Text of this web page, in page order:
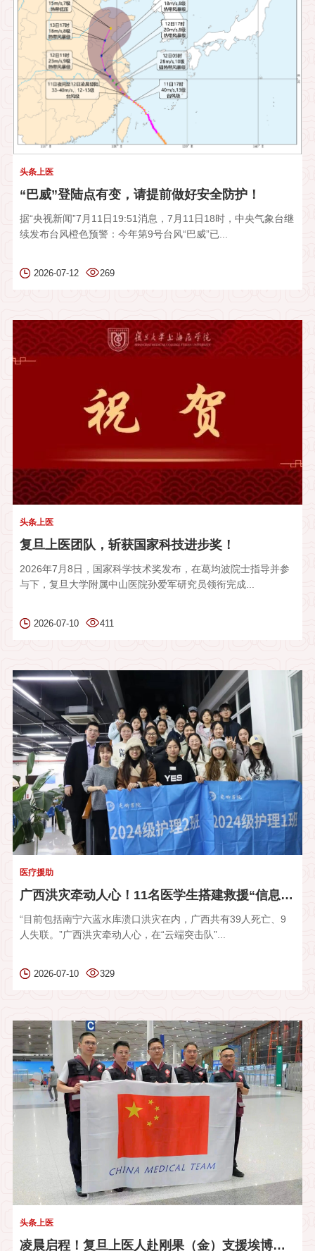
头条上医
“巴威”登陆点有变，请提前做好安全防护！
据“央视新闻”7月11日19:51消息，7月11日18时，中央气象台继
续发布台风橙色预警：今年第9号台风“巴威”已...
2026-07-12 269
头条上医
复旦上医团队，斩获国家科技进步奖！
2026年7月8日，国家科学技术奖发布，在葛均波院士指导并参
与下，复旦大学附属中山医院孙爱军研究员领衔完成...
2026-07-10 411
医疗援助
广西洪灾牵动人心！11名医学生搭建救援“信息中枢”
“目前包括南宁六蓝水库溃口洪灾在内，广西共有39人死亡、9
人失联。”广西洪灾牵动人心，在“云端突击队”...
2026-07-10 329
头条上医
凌晨启程！复旦上医人赴刚果（金）支援埃博拉疫情防控